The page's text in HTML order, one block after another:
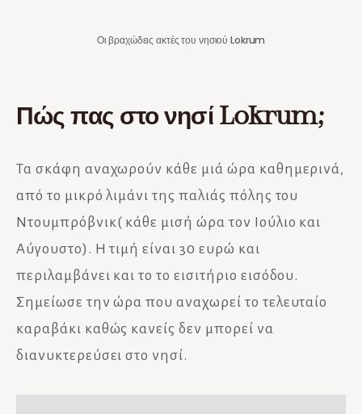
Οι βραχώδεις ακτές του νησιού Lokrum
Πώς πας στο νησί Lokrum;
Τα σκάφη αναχωρούν κάθε μιά ώρα καθημερινά,
από το μικρό λιμάνι της παλιάς πόλης του
Ντουμπρόβνικ( κάθε μισή ώρα τον Ιούλιο και
Αύγουστο). Η τιμή είναι 30 ευρώ και
περιλαμβάνει και το το εισιτήριο εισόδου.
Σημείωσε την ώρα που αναχωρεί το τελευταίο
καραβάκι καθώς κανείς δεν μπορεί να
διανυκτερεύσει στο νησί.